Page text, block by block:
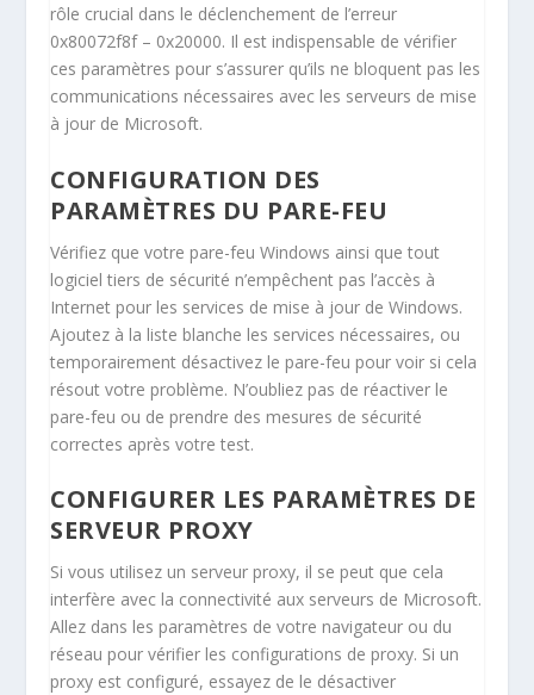
rôle crucial dans le déclenchement de l’erreur
0x80072f8f – 0x20000. Il est indispensable de vérifier
ces paramètres pour s’assurer qu’ils ne bloquent pas les
communications nécessaires avec les serveurs de mise
à jour de Microsoft.
CONFIGURATION DES
PARAMÈTRES DU PARE-FEU
Vérifiez que votre pare-feu Windows ainsi que tout
logiciel tiers de sécurité n’empêchent pas l’accès à
Internet pour les services de mise à jour de Windows.
Ajoutez à la liste blanche les services nécessaires, ou
temporairement désactivez le pare-feu pour voir si cela
résout votre problème. N’oubliez pas de réactiver le
pare-feu ou de prendre des mesures de sécurité
correctes après votre test.
CONFIGURER LES PARAMÈTRES DE
SERVEUR PROXY
Si vous utilisez un serveur proxy, il se peut que cela
interfère avec la connectivité aux serveurs de Microsoft.
Allez dans les paramètres de votre navigateur ou du
réseau pour vérifier les configurations de proxy. Si un
proxy est configuré, essayez de le désactiver